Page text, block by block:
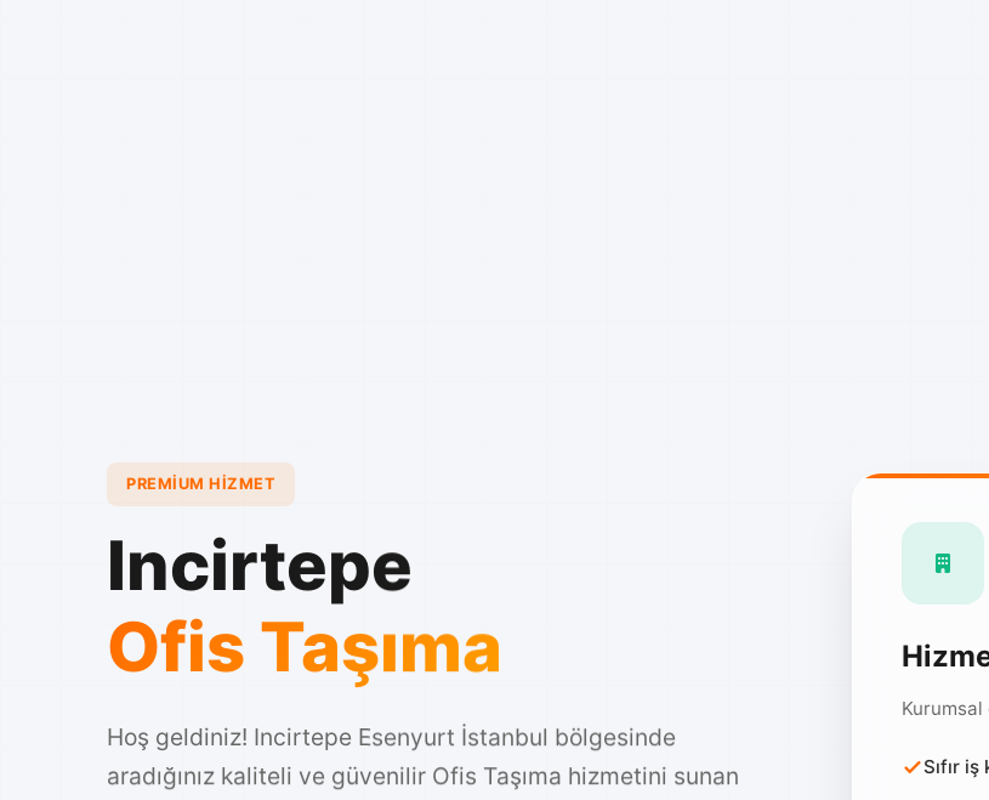
PREMIUM HIZMET
Incirtepe
Ofis Taşıma
Hoş geldiniz! Incirtepe Esenyurt İstanbul bölgesinde
aradığınız kaliteli ve güvenilir Ofis Taşıma hizmetini sunan
Kurumsal
Sıfır